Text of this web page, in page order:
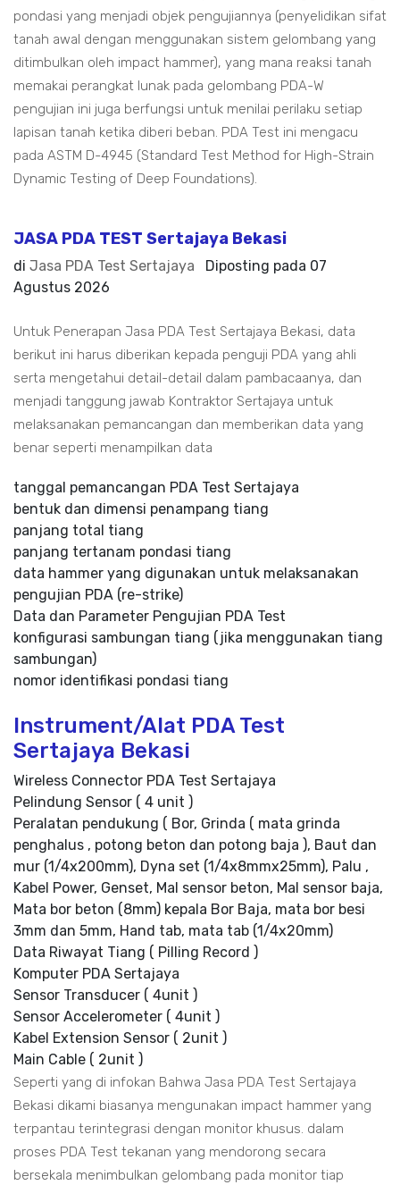
pondasi yang menjadi objek pengujiannya (penyelidikan sifat
tanah awal dengan menggunakan sistem gelombang yang
ditimbulkan oleh impact hammer), yang mana reaksi tanah
memakai perangkat lunak pada gelombang PDA-W
pengujian ini juga berfungsi untuk menilai perilaku setiap
lapisan tanah ketika diberi beban. PDA Test ini mengacu
pada ASTM D-4945 (Standard Test Method for High-Strain
Dynamic Testing of Deep Foundations).
JASA PDA TEST Sertajaya Bekasi
di Jasa PDA Test Sertajaya Diposting pada 07
Agustus 2026
Untuk Penerapan Jasa PDA Test Sertajaya Bekasi, data
berikut ini harus diberikan kepada penguji PDA yang ahli
serta mengetahui detail-detail dalam pambacaanya, dan
menjadi tanggung jawab Kontraktor Sertajaya untuk
melaksanakan pemancangan dan memberikan data yang
benar seperti menampilkan data
tanggal pemancangan PDA Test Sertajaya
bentuk dan dimensi penampang tiang
panjang total tiang
panjang tertanam pondasi tiang
data hammer yang digunakan untuk melaksanakan
pengujian PDA (re-strike)
Data dan Parameter Pengujian PDA Test
konfigurasi sambungan tiang (jika menggunakan tiang
sambungan)
nomor identifikasi pondasi tiang
Instrument/Alat PDA Test
Sertajaya Bekasi
Wireless Connector PDA Test Sertajaya
Pelindung Sensor ( 4 unit )
Peralatan pendukung ( Bor, Grinda ( mata grinda
penghalus , potong beton dan potong baja ), Baut dan
mur (1/4x200mm), Dyna set (1/4x8mmx25mm), Palu ,
Kabel Power, Genset, Mal sensor beton, Mal sensor baja,
Mata bor beton (8mm) kepala Bor Baja, mata bor besi
3mm dan 5mm, Hand tab, mata tab (1/4x20mm)
Data Riwayat Tiang ( Pilling Record )
Komputer PDA Sertajaya
Sensor Transducer ( 4unit )
Sensor Accelerometer ( 4unit )
Kabel Extension Sensor ( 2unit )
Main Cable ( 2unit )
Seperti yang di infokan Bahwa Jasa PDA Test Sertajaya
Bekasi dikami biasanya mengunakan impact hammer yang
terpantau terintegrasi dengan monitor khusus. dalam
proses PDA Test tekanan yang mendorong secara
bersekala menimbulkan gelombang pada monitor tiap